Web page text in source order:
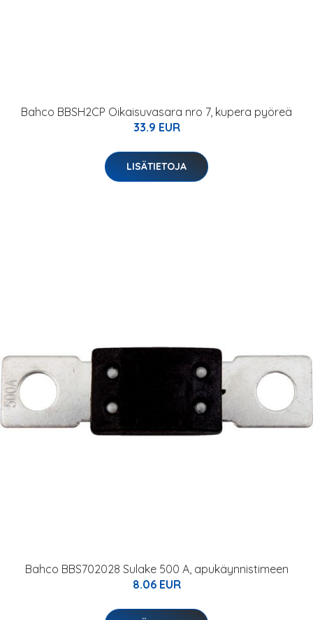
Bahco BBSH2CP Oikaisuvasara nro 7, kupera pyöreä
33.9 EUR
LISÄTIETOJA
Bahco BBS702028 Sulake 500 A, apukäynnistimeen
8.06 EUR